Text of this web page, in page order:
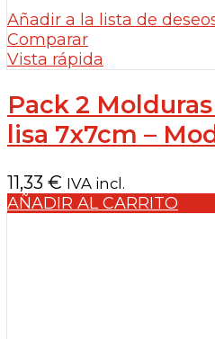
Añadir a la lista de
Comparar
Vista rápida
Pack 2
lisa 7x7cm –
11,33 € IVA incl.
AÑADIR AL CARRITO